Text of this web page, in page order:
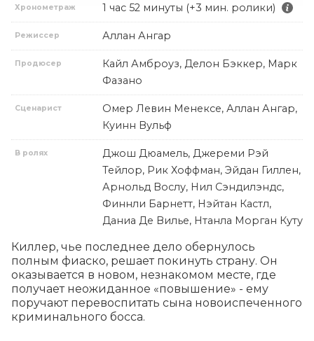
Хронометраж 1 час 52 минуты (+3 мин. ролики)
Режиссер Аллан Ангар
Продюсер
Кайл Амброуз, Делон Бэккер, Марк
Фазано
Сценарист
Омер Левин Менексе, Аллан Ангар,
Куинн Вульф
В ролях
Джош Дюамель, Джереми Рэй
Тейлор, Рик Хоффман, Эйдан Гиллен,
Арнольд Вослу, Нил Сэндилэндс,
Финнли Барнетт, Нэйтан Кастл,
Даниа Де Вилье, Нтанла Морган Куту
Киллер, чье последнее дело обернулось
полным фиаско, решает покинуть страну. Он
оказывается в новом, незнакомом месте, где
получает неожиданное «повышение» - ему
поручают перевоспитать сына новоиспеченного
криминального босса.